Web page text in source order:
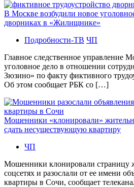
В Москве возбудили новое
дворниках в «Жилищнике»
Подробности-ТВ ЧП
Главное следственное управление
уголовное дело в отношении
Зюзино» по факту фиктивного
Об этом сообщает РБК со […]
Мошенники «клонировали»
сдать несуществующую квартиру
ЧП
Мошенники клонировали
соцсетях и разослали от ее имени
квартиры в Сочи, сообщает